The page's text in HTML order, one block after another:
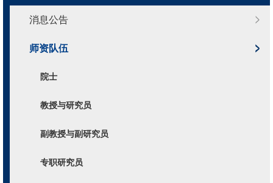
消息公告
师资队伍
院士
教授与研究员
副教授与副研究员
专职研究员